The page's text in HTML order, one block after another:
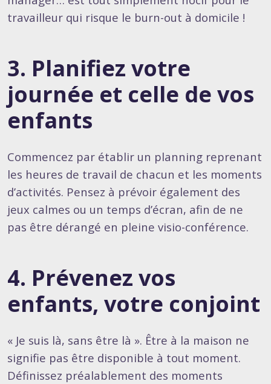
travailleur qui risque le burn-out à domicile !
3. Planifiez votre
journée et celle de vos
enfants
Commencez par établir un planning reprenant
les heures de travail de chacun et les moments
d’activités. Pensez à prévoir également des
jeux calmes ou un temps d’écran, afin de ne
pas être dérangé en pleine visio-conférence.
4. Prévenez vos
enfants, votre conjoint
« Je suis là, sans être là ». Être à la maison ne
signifie pas être disponible à tout moment.
Définissez préalablement des moments